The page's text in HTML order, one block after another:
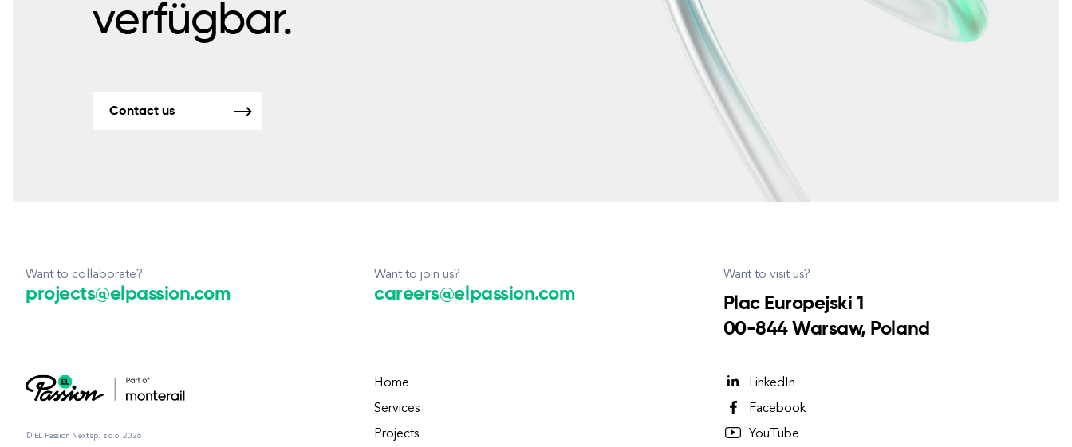
verfügbar.
Contact us
Want to collaborate?
projects@elpassion.com
Want to join us?
careers@elpassion.com
Want to visit us?
Plac Europejski 1
00-844 Warsaw, Poland
© EL Passion Next sp. z o.o. 2026
Home
Services
Projects
LinkedIn
Facebook
YouTube